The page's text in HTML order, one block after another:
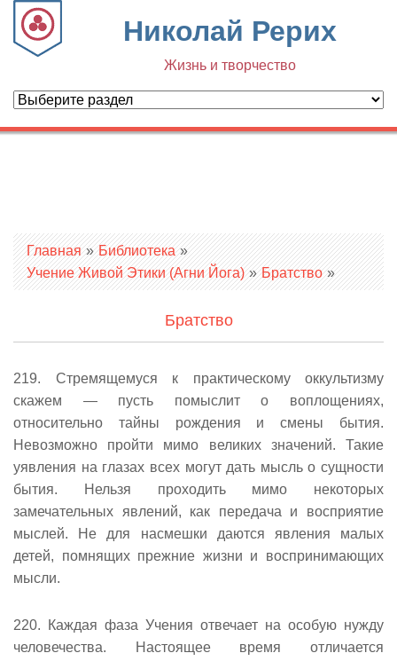
Николай Рерих
Жизнь и творчество
Вы здесь
Главная » Библиотека »
Учение Живой Этики (Агни Йога) » Братство »
Братство
219. Стремящемуся к практическому оккультизму
скажем — пусть помыслит о воплощениях,
относительно тайны рождения и смены бытия.
Невозможно пройти мимо великих значений. Такие
уявления на глазах всех могут дать мысль о сущности
бытия. Нельзя проходить мимо некоторых
замечательных явлений, как передача и восприятие
мыслей. Не для насмешки даются явления малых
детей, помнящих прежние жизни и воспринимающих
мысли.
220. Каждая фаза Учения отвечает на особую нужду
человечества. Настоящее время отличается